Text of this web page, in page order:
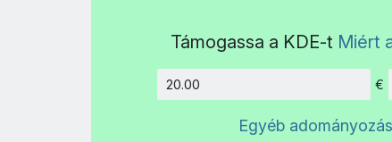
Támogassa a KDE-t Miért
Összeg
€
Egyéb